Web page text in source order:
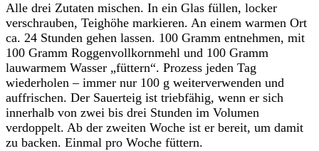
Alle drei Zutaten mischen. In ein Glas füllen, locker
verschrauben, Teighöhe markieren. An einem warmen Ort
ca. 24 Stunden gehen lassen. 100 Gramm entnehmen, mit
100 Gramm Roggenvollkornmehl und 100 Gramm
lauwarmem Wasser „füttern“. Prozess jeden Tag
wiederholen – immer nur 100 g weiterverwenden und
auffrischen. Der Sauerteig ist triebfähig, wenn er sich
innerhalb von zwei bis drei Stunden im Volumen
verdoppelt. Ab der zweiten Woche ist er bereit, um damit
zu backen. Einmal pro Woche füttern.